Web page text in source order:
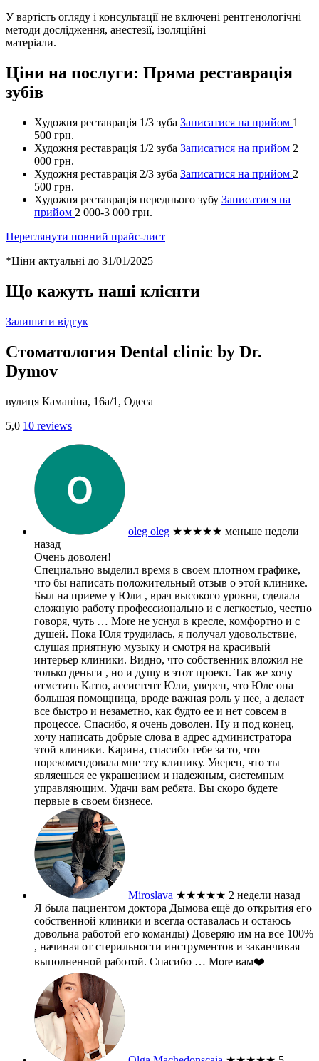
У вартість огляду і консультації не включені рентгенологічні
методи дослідження, анестезії, ізоляційні
матеріали.
Ціни на послуги: Пряма реставрація
зубів
Художня реставрація 1/3 зуба Записатися на прийом 1
500 грн.
Художня реставрація 1/2 зуба Записатися на прийом 2
000 грн.
Художня реставрація 2/3 зуба Записатися на прийом 2
500 грн.
Художня реставрація переднього зубу Записатися на
прийом 2 000-3 000 грн.
Переглянути повний прайс-лист
*Ціни актуальні до 31/01/2025
Що кажуть наші клієнти
Залишити відгук
Стоматология Dental clinic by Dr.
Dymov
вулиця Каманіна, 16а/1, Одеса
5,0 10 reviews
oleg oleg ★★★★★ меньше недели
назад
Очень доволен!
Специально выделил время в своем плотном графике,
что бы написать положительный отзыв о этой клинике.
Был на приеме у Юли , врач высокого уровня, сделала
сложную работу профессионально и с легкостью, честно
говоря, чуть … More не уснул в кресле, комфортно и с
душей. Пока Юля трудилась, я получал удовольствие,
слушая приятную музыку и смотря на красивый
интерьер клиники. Видно, что собственник вложил не
только деньги , но и душу в этот проект. Так же хочу
отметить Катю, ассистент Юли, уверен, что Юле она
большая помощница, вроде важная роль у нее, а делает
все быстро и незаметно, как будто ее и нет совсем в
процессе. Спасибо, я очень доволен. Ну и под конец,
хочу написать добрые слова в адрес администратора
этой клиники. Карина, спасибо тебе за то, что
порекомендовала мне эту клинику. Уверен, что ты
являешься ее украшением и надежным, системным
управляющим. Удачи вам ребята. Вы скоро будете
первые в своем бизнесе.
Miroslava ★★★★★ 2 недели назад
Я была пациентом доктора Дымова ещё до открытия его
собственной клиники и всегда оставалась и остаюсь
довольна работой его команды) Доверяю им на все 100%
, начиная от стерильности инструментов и заканчивая
выполненной работой. Спасибо … More вам❤️